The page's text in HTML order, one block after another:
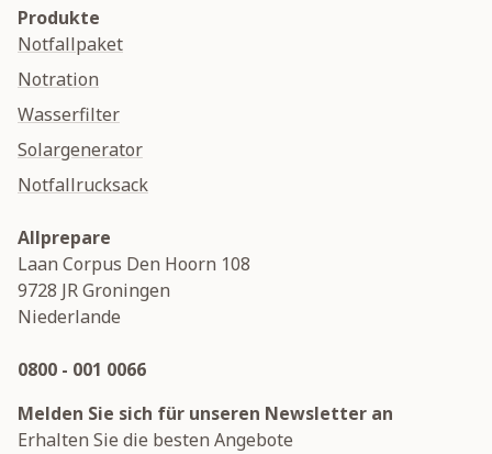
Produkte
Notfallpaket
Notration
Wasserfilter
Solargenerator
Notfallrucksack
Allprepare
Laan Corpus Den Hoorn 108
9728 JRGroningen
Niederlande
0800 - 001 0066
Melden Sie sich für unseren Newsletter an
Erhalten Sie die besten Angebote